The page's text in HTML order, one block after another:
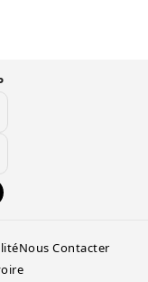
Nous Contacter